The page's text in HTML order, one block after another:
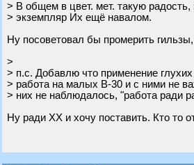
> В общем в цвет. мет. такую
> экземпляр Их ещё навалом.
Ну посоветовал бы промерить
>
> п.с. Добавлю что применение
> работа на малых В-30 и с ними не
> них не наблюдалось, "работа ради
Ну ради ХХ и хочу поставить. Кто то